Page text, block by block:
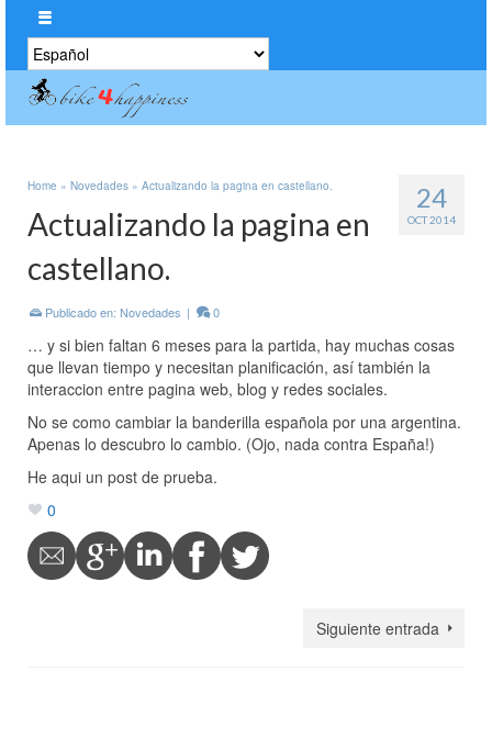
Elegir
un
idioma
24
OCT 2014
Home » Novedades » Actualizando la pagina en castellano.
Actualizando la pagina en
castellano.
Publicado en: Novedades | 0
… y si bien faltan 6 meses para la partida, hay muchas cosas
que llevan tiempo y necesitan planificación, así también la
interaccion entre pagina web, blog y redes sociales.
No se como cambiar la banderilla española por una argentina.
Apenas lo descubro lo cambio. (Ojo, nada contra España!)
He aqui un post de prueba.
0
Siguiente entrada